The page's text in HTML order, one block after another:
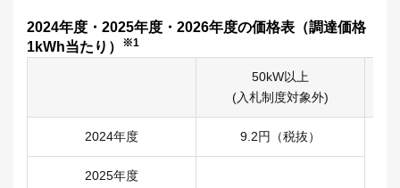
2024年度・2025年度・2026年度の価格表（調達価格
1kWh当たり）
※1
50kW以上
(入札制度対象外)
2024年度 9.2円（税抜）
2025年度